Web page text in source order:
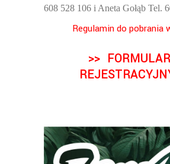
608 528 106 i Aneta Gołąb Tel.
Regulamin do pobrania
>>